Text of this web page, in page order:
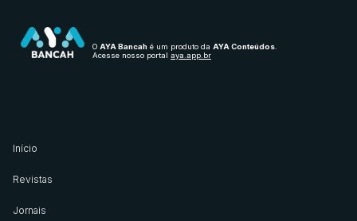
O AYA Bancah é um produto da AYA Conteúdos
Acesse nosso portal aya.app.br
Início
Revistas
Jornais